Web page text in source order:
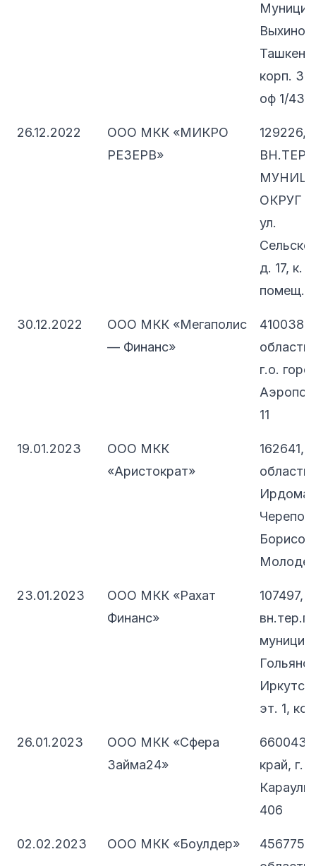
Выхино-
корп. 3,
оф 1/43А
26.12.2022
ООО МКК «МИКРО
РЕЗЕРВ»
129226,
ОКРУГ
ул.
д. 17, к.
помещ.
30.12.2022
ООО МКК «Мегаполис
— Финанс»
410038,
г.о.
11
19.01.2023
ООО МКК
«Аристократ»
162641,
область,
23.01.2023
ООО МКК «Рахат
Финанс»
107497,
вн.тер.г.
эт. 1,
26.01.2023
ООО МКК «Сфера
Займа24»
660043,
край, г.
406
02.02.2023 ООО МКК «Боулдер»
456775,